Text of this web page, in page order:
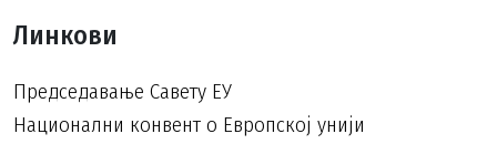
Линкови
Председавање Савету ЕУ
Национални конвент о Европској унији